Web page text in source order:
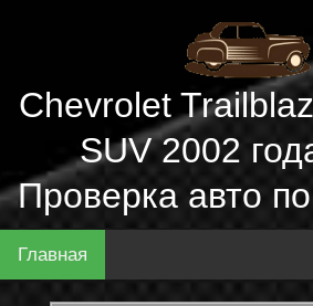
Chevrolet
SUV 2002
Проверка авто
Главная